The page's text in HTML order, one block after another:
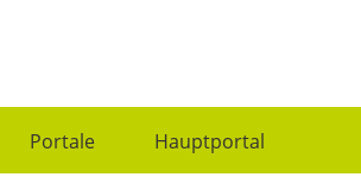
Portale Hauptportal